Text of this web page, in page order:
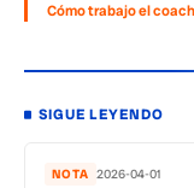
Cómo trabajo el
SIGUE LEYENDO
NOTA 2026-04-01